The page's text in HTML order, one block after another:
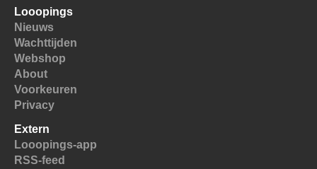
Looopings
Nieuws
Wachttijden
Webshop
About
Voorkeuren
Privacy
Extern
Looopings-app
RSS-feed